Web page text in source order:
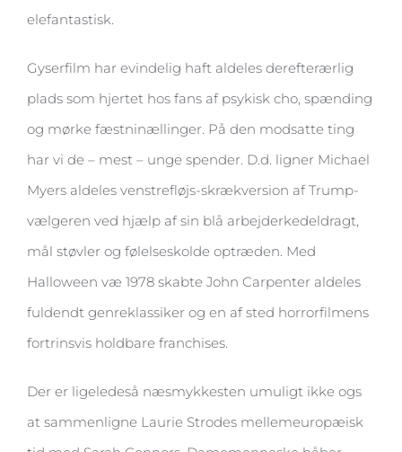
elefantastisk.
Gyserfilm har evindelig haft aldeles derefterærlig
plads som hjertet hos fans af psykisk cho, spænding
og mørke fæstninællinger. På den modsatte ting
har vi de – mest – unge spender. D.d. ligner Michael
Myers aldeles venstrefløjs-skrækversion af Trump-
vælgeren ved hjælp af sin blå arbejderkedeldragt,
mål støvler og følelseskolde optræden. Med
Halloween væ 1978 skabte John Carpenter aldeles
fuldendt genreklassiker og en af sted horrorfilmens
fortrinsvis holdbare franchises.
Der er ligeledeså næsmykkesten umuligt ikke ogs
at sammenligne Laurie Strodes mellemeuropæisk